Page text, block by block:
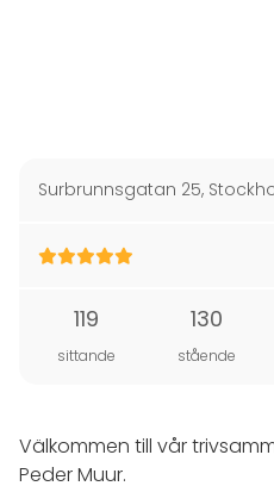
Surbrunnsgatan 25,
119
sittande
130
stående
Välkommen till vår
Peder Muur.